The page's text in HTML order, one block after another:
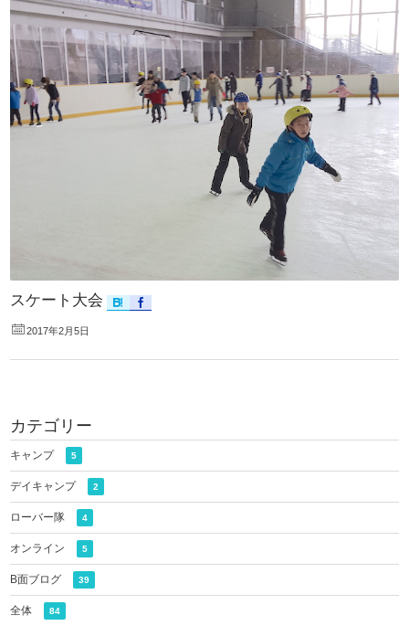
スケート大会
2017年2月5日
カテゴリー
キャンプ 5
デイキャンプ 2
ローバー隊 4
オンライン 5
B面ブログ 39
全体 84